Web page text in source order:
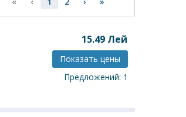
15.49 Лей
Показать цены
Предложений: 1